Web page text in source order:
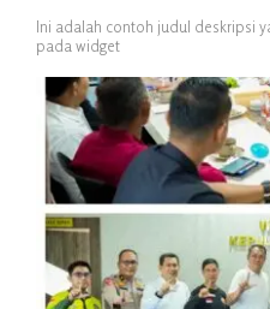
Ini adalah contoh judul deskripsi
pada widget